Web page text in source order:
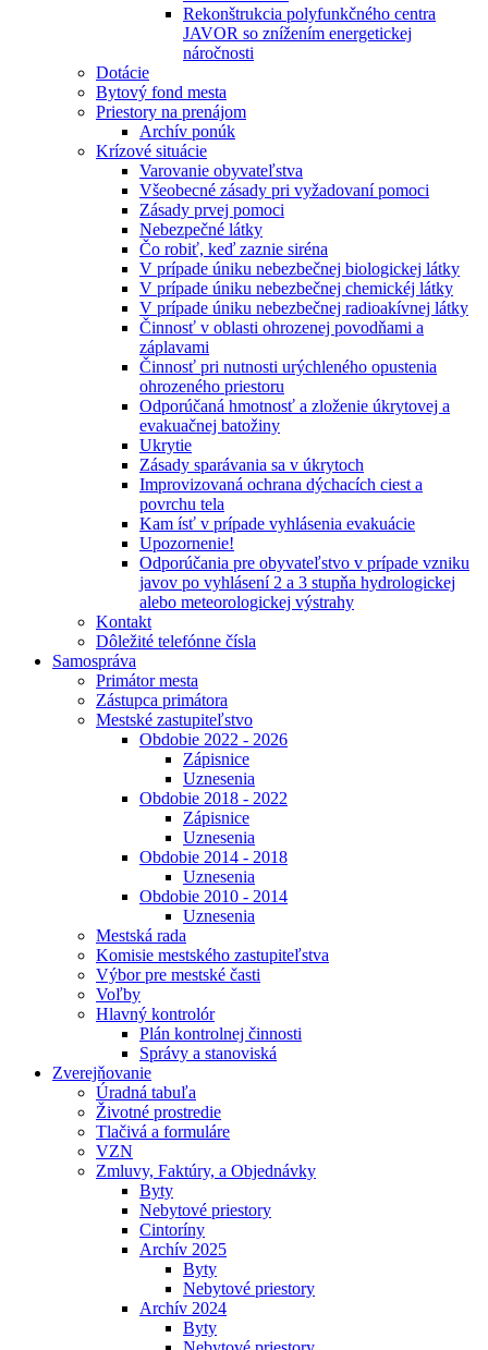
Rekonštrukcia polyfunkčného centra
JAVOR so znížením energetickej
náročnosti
Dotácie
Bytový fond mesta
Priestory na prenájom
Archív ponúk
Krízové situácie
Varovanie obyvateľstva
Všeobecné zásady pri vyžadovaní pomoci
Zásady prvej pomoci
Nebezpečné látky
Čo robiť, keď zaznie siréna
V prípade úniku nebezbečnej biologickej látky
V prípade úniku nebezbečnej chemickéj látky
V prípade úniku nebezbečnej radioakívnej látky
Činnosť v oblasti ohrozenej povodňami a
záplavami
Činnosť pri nutnosti urýchleného opustenia
ohrozeného priestoru
Odporúčaná hmotnosť a zloženie úkrytovej a
evakuačnej batožiny
Ukrytie
Zásady sparávania sa v úkrytoch
Improvizovaná ochrana dýchacích ciest a
povrchu tela
Kam ísť v prípade vyhlásenia evakuácie
Upozornenie!
Odporúčania pre obyvateľstvo v prípade vzniku
javov po vyhlásení 2 a 3 stupňa hydrologickej
alebo meteorologickej výstrahy
Kontakt
Dôležité telefónne čísla
Samospráva
Primátor mesta
Zástupca primátora
Mestské zastupiteľstvo
Obdobie 2022 - 2026
Zápisnice
Uznesenia
Obdobie 2018 - 2022
Zápisnice
Uznesenia
Obdobie 2014 - 2018
Uznesenia
Obdobie 2010 - 2014
Uznesenia
Mestská rada
Komisie mestského zastupiteľstva
Výbor pre mestské časti
Voľby
Hlavný kontrolór
Plán kontrolnej činnosti
Správy a stanoviská
Zverejňovanie
Úradná tabuľa
Životné prostredie
Tlačivá a formuláre
VZN
Zmluvy, Faktúry, a Objednávky
Byty
Nebytové priestory
Cintoríny
Archív 2025
Byty
Nebytové priestory
Archív 2024
Byty